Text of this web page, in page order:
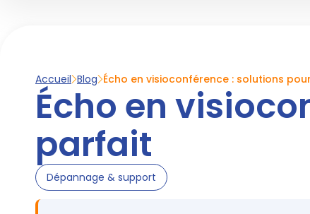
Accueil Blog Écho en visioconférence : solutions
Écho en
parfait
Dépannage & support